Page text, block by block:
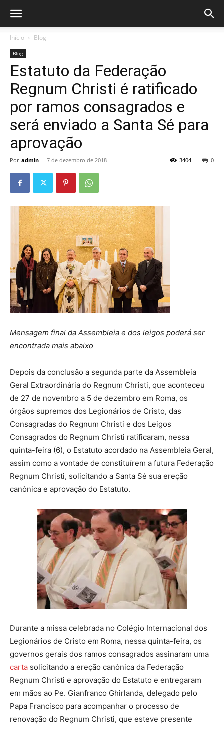
Início Blog
Blog
Estatuto da Federação
Regnum Christi é ratificado
por ramos consagrados e
será enviado a Santa Sé para
aprovação
Por admin - 7 de dezembro de 2018 0
3404
Mensagem final da Assembleia e dos leigos poderá ser
encontrada mais abaixo
Depois da conclusão a segunda parte da Assembleia
Geral Extraordinária do Regnum Christi, que aconteceu
de 27 de novembro a 5 de dezembro em Roma, os
órgãos supremos dos Legionários de Cristo, das
Consagradas do Regnum Christi e dos Leigos
Consagrados do Regnum Christi ratificaram, nessa
quinta-feira (6), o Estatuto acordado na Assembleia Geral,
assim como a vontade de constituírem a futura Federação
Regnum Christi, solicitando a Santa Sé sua ereção
canônica e aprovação do Estatuto.
Durante a missa celebrada no Colégio Internacional dos
Legionários de Cristo em Roma, nessa quinta-feira, os
governos gerais dos ramos consagrados assinaram uma
carta solicitando a ereção canônica da Federação
Regnum Christi e aprovação do Estatuto e entregaram
em mãos ao Pe. Gianfranco Ghirlanda, delegado pelo
Papa Francisco para acompanhar o processo de
renovação do Regnum Christi, que esteve presente